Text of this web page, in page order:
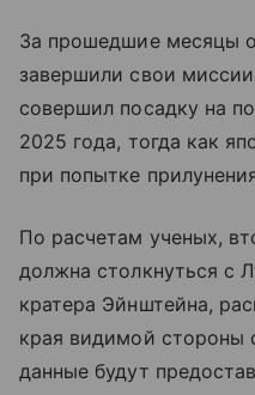
За прошедшие месяцы
завершили свои
совершил посадку на
2025 года, тогда как
при попытке
По расчетам ученых,
должна столкнуться с
кратера Эйнштейна,
края видимой стороны
данные будут